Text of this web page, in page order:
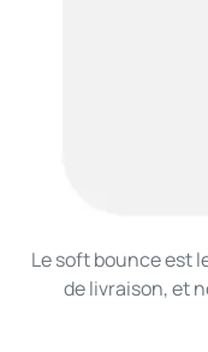
Le soft bounce est
de livraison, et